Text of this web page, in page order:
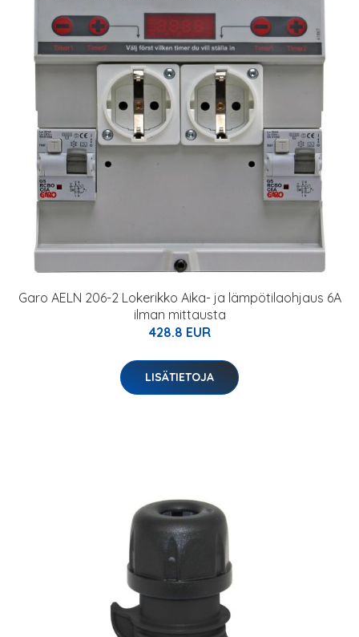
Garo AELN 206-2 Lokerikko Aika- ja lämpötilaohjaus 6A
ilman mittausta
428.8 EUR
LISÄTIETOJA